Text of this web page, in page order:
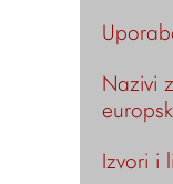
Nazivi
Izvori i